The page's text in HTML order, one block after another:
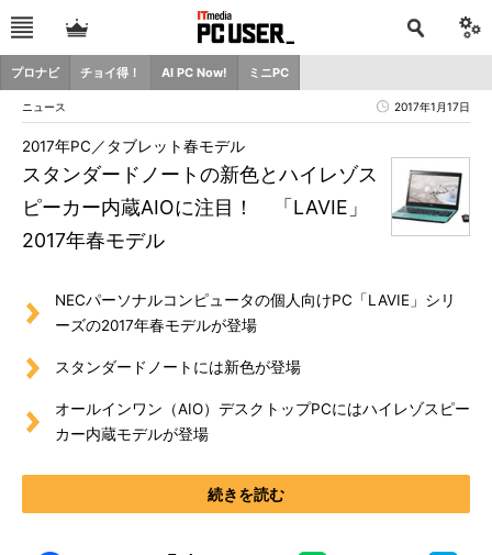
プロナビ チョイ得！ AI PC Now! ミニPC
ニュース 2017年1月17日
スタンダードノートの新色とハイレゾス
ピーカー内蔵AIOに注目！ 「LAVIE」
2017年春モデル
2017年PC／タブレット春モデル
NECパーソナルコンピュータの個人向けPC「LAVIE」シリ
ーズの2017年春モデルが登場
スタンダードノートには新色が登場
オールインワン（AIO）デスクトップPCにはハイレゾスピー
カー内蔵モデルが登場
続きを読む